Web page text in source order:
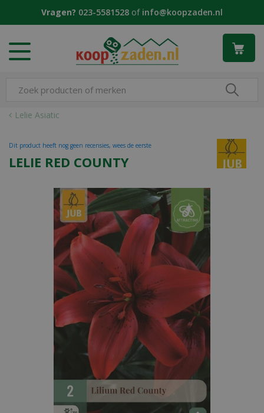
Lelie Asiatic
Vragen? 023-5581528 of info@koopzaden.nl
LELIE RED COUNTY
Dit product heeft nog geen recensies, wees de eerste